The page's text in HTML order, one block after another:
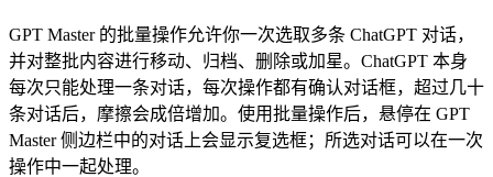
GPT Master 的批量操作允许你一次选取多条 ChatGPT 对话，
并对整批内容进行移动、归档、删除或加星。ChatGPT 本身
每次只能处理一条对话，每次操作都有确认对话框，超过几十
条对话后，摩擦会成倍增加。使用批量操作后，悬停在 GPT
Master 侧边栏中的对话上会显示复选框；所选对话可以在一次
操作中一起处理。